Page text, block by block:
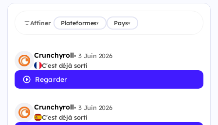
Affiner Plateformes▾ Pays▾
Crunchyroll•3 Juin 2026
C'est déjà sorti
Regarder
Crunchyroll•3 Juin 2026
C'est déjà sorti